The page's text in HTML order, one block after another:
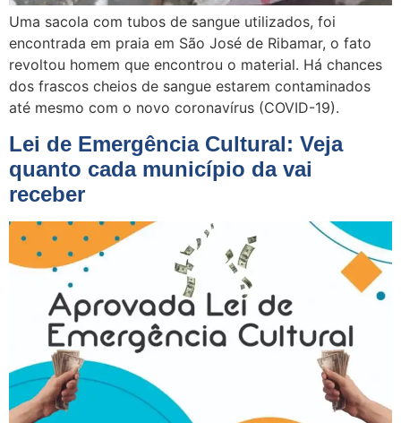
Uma sacola com tubos de sangue utilizados, foi
encontrada em praia em São José de Ribamar, o fato
revoltou homem que encontrou o material. Há chances
dos frascos cheios de sangue estarem contaminados
até mesmo com o novo coronavírus (COVID-19).
Lei de Emergência Cultural: Veja
quanto cada município da vai
receber